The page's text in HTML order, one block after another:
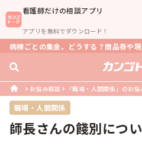
看護師だけの相談アプリ
アプリを無料でダウンロード！
病棟ごとの集金、どうする？商品券や
お悩み相談 「職場・人間関係」のお悩
職場・人間関係
師長さんの餞別につ